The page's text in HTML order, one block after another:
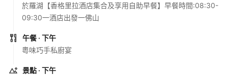
於羅湖【香格里拉酒店集合及享用自助早餐】早餐時間:08:30-
09:30一酒店出發一佛山
午餐 · 下午
粵味巧手私廚宴
景點 · 下午